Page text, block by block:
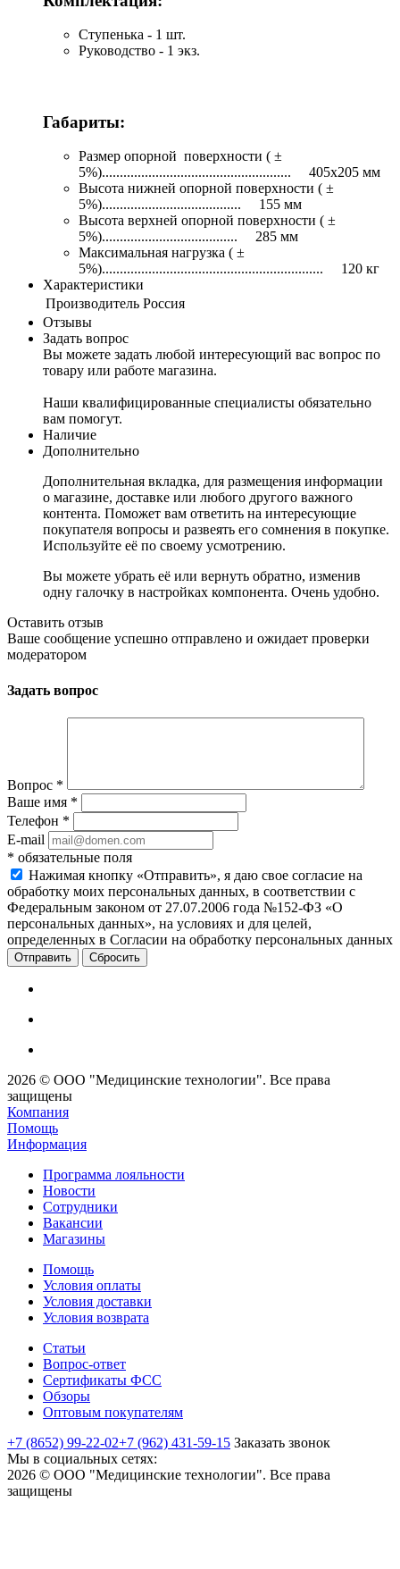
Ступенька - 1 шт.
Руководство - 1 экз.
Габариты:
Размер опорной поверхности ( ±
5%)..................................................... 405х205 мм
Высота нижней опорной поверхности ( ±
5%)....................................... 155 мм
Высота верхней опорной поверхности ( ±
5%)...................................... 285 мм
Максимальная нагрузка ( ±
5%).............................................................. 120 кг
Характеристики
Производитель Россия
Отзывы
Задать вопрос
Вы можете задать любой интересующий вас вопрос по
товару или работе магазина.
Наши квалифицированные специалисты обязательно
вам помогут.
Наличие
Дополнительно
Дополнительная вкладка, для размещения информации
о магазине, доставке или любого другого важного
контента. Поможет вам ответить на интересующие
покупателя вопросы и развеять его сомнения в покупке.
Используйте её по своему усмотрению.
Вы можете убрать её или вернуть обратно, изменив
одну галочку в настройках компонента. Очень удобно.
Оставить отзыв
Ваше сообщение успешно отправлено и ожидает проверки
модератором
Задать вопрос
Вопрос *
Ваше имя *
Телефон *
E-mail
* обязательные поля
Нажимая кнопку «Отправить», я даю свое согласие на
обработку моих персональных данных, в соответствии с
Федеральным законом от 27.07.2006 года №152-ФЗ «О
персональных данных», на условиях и для целей,
определенных в Согласии на обработку персональных данных
Сбросить
2026 © ООО "Медицинские технологии". Все права
защищены
Компания
Помощь
Информация
Программа лояльности
Новости
Сотрудники
Вакансии
Магазины
Помощь
Условия оплаты
Условия доставки
Условия возврата
Статьи
Вопрос-ответ
Сертификаты ФСС
Обзоры
Оптовым покупателям
+7 (8652) 99-22-02+7 (962) 431-59-15 Заказать звонок
Мы в социальных сетях:
2026 © ООО "Медицинские технологии". Все права
защищены